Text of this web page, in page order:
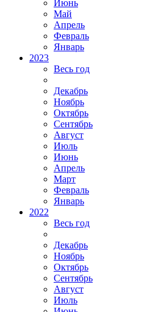
Июнь
Май
Апрель
Февраль
Январь
2023
Весь год
Декабрь
Ноябрь
Октябрь
Сентябрь
Август
Июль
Июнь
Апрель
Март
Февраль
Январь
2022
Весь год
Декабрь
Ноябрь
Октябрь
Сентябрь
Август
Июль